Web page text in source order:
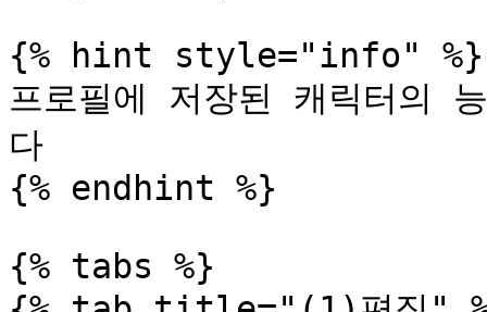
{% hint style="info" %}
프로필에 저장된 캐릭터의
다
{% endhint %}
{% tabs %}